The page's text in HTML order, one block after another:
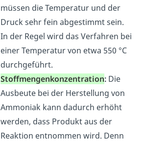
müssen die Temperatur und der
Druck sehr fein abgestimmt sein.
In der Regel wird das Verfahren bei
einer Temperatur von etwa 550 °C
durchgeführt.
Stoffmengenkonzentration: Die
Ausbeute bei der Herstellung von
Ammoniak kann dadurch erhöht
werden, dass Produkt aus der
Reaktion entnommen wird. Denn